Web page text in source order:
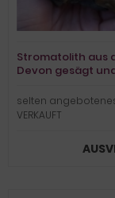
Stromatolith aus
Devon gesägt
selten
VERKAUFT